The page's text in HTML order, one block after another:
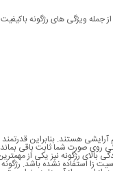
ویژگی های رژگونه
آرایشی هستند. بنابراین
روی صورت شما ثابت باقی
رژگونه نیز یکی از
زا استفاده نشده باشد.